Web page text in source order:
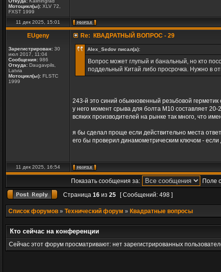
Мотоцикл(ы): XLV 72,
FXST 1999
11 дек 2025, 15:01
EUgeny
Зарегистрирован: 30
июл 2017, 11:04
Сообщения: 986
Откуда: Daugavpils,
Latvia
Мотоцикл(ы): FLSTC
1999
Re: КВАДРАТНЫЙ ВОПРОС - 29
Alex_Sedov писал(а):
Вопрос может глупый и банальный, но кто
поддельный Китай либо просрочка. Нужно в
243-й это cиний обыкновенный резьбовой
у него момент срыва для болта М10 составляет 20-
всяких производителей на рынке так много, что
я бы сделал проще если действительно места
его бы проверил динамометрическим ключом -
11 дек 2025, 16:54
Показать сообщения за:
Поле
Страница 16 из 25 [ Сообщений: 498 ]
Список форумов » Технический форум » Квадратные вопросы
Кто сейчас на конференции
Сейчас этот форум просматривают: нет зарегистрированных